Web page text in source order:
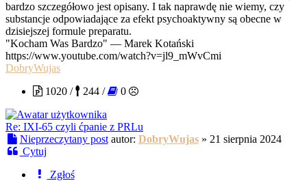
bardzo szczegółowo jest opisany. I tak naprawdę nie wiemy, czy
substancje odpowiadające za efekt psychoaktywny są obecne w
dzisiejszej formule preparatu.
"Kocham Was Bardzo" — Marek Kotański
https://www.youtube.com/watch?v=jl9_mWvCmi
DobryWujas
1020 /
244 / 0
Re: IXI-65 czyli ćpanie z PRLu
Nieprzeczytany post autor: DobryWujas» 21 sierpnia 2024
Cytuj
Zgłoś